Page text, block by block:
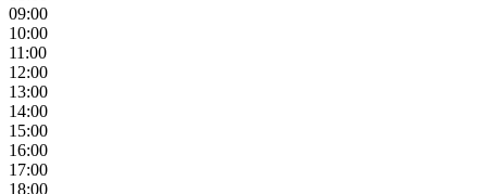
09:00
10:00
11:00
12:00
13:00
14:00
15:00
16:00
17:00
18:00